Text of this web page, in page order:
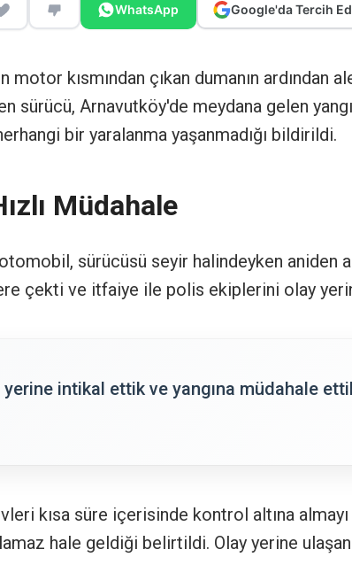
WhatsApp Google'da Tercih
motor kısmından çıkan dumanın ardından
sürücü, Arnavutköy'de meydana gelen
bir yaralanma yaşanmadığı bildirildi.
Müdahale
sürücüsü seyir halindeyken aniden
çekti ve itfaiye ile polis ekiplerini olay
yerine intikal ettik ve yangına müdahale
kısa süre içerisinde kontrol altına almayı
hale geldiği belirtildi. Olay yerine